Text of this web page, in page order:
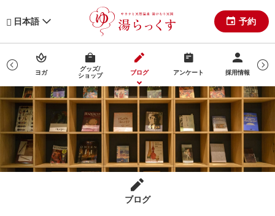
日本語 予約
プ
ヨガ
グッズ/
ショップ
ブログ アンケート 採用情報
ブログ